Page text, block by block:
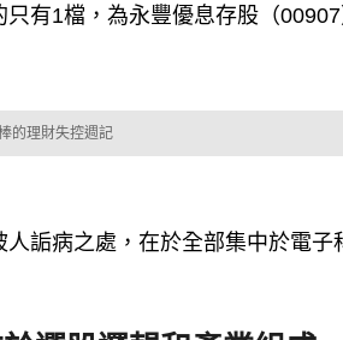
有1檔，為永豐優息存股（
的理財失控週記
詬病之處，在於全部集中於電